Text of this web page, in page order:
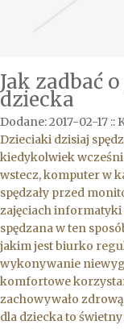
Jak zadbać
dziecka
Dodane: 2017-02-17 ::
Dzieciaki dzisiaj
kiedykolwiek
wstecz, komputer w
spędzały przed
zajęciach informatyki
spędzana w ten
jakim jest biurko
wykonywanie
komfortowe
zachowywało
dla dziecka to